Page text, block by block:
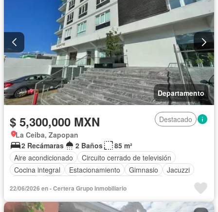
Departamento
$ 5,300,000 MXN
Destacado
La Ceiba, Zapopan
2 Recámaras
2 Baños
85 m²
Aire acondicionado
Circuito cerrado de televisión
Cocina integral
Estacionamiento Gimnasio
Jacuzzi
22/06/2026 en - Certera Grupo Inmobiliario